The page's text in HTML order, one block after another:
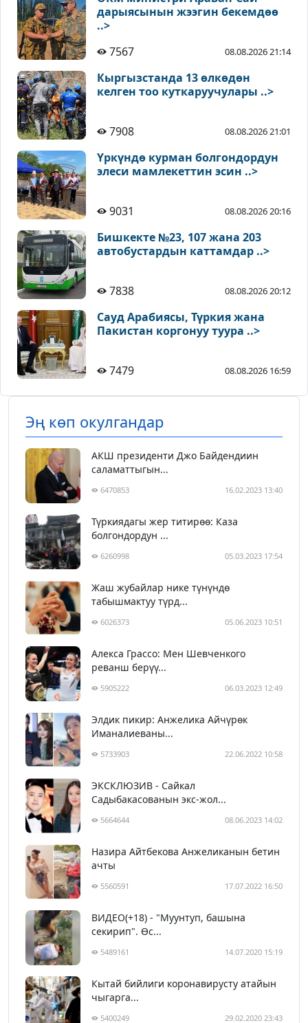
дарыясынын жээгин бекемдөө
..>
7567
08.08.2026 21:14
Кыргызстанда 13 өлкөдөн
келген тоо куткаруучулары ..>
7908 08.08.2026 21:01
Үркүндө курман болгондордун
элеси мамлекеттин эсин ..>
9031 08.08.2026 20:16
Бишкекте №23, 107 жана 203
автобустардын каттамдар ..>
7838 08.08.2026 20:12
Сауд Арабиясы, Түркия жана
Пакистан коргонуу туура ..>
7479 08.08.2026 16:59
Эң көп окулгандар
АКШ президенти Джо Байдендиин
саламаттыгын...
6470853 16.02.2023 13:40
Түркиядагы жер титирөө: Каза
болгондордун ...
6260998 05.03.2023 17:54
Жаш жубайлар нике түнүндө
табышмактуу түрд...
6026373 05.06.2023 10:51
Алекса Грассо: Мен Шевченкого
реванш берүү...
5905222 06.03.2023 12:49
Элдик пикир: Анжелика Айчүрөк
Иманалиеваны...
5733903 22.06.2022 10:58
ЭКСКЛЮЗИВ - Сайкал
Садыбакасованын экс-жол...
5664644 08.06.2023 14:02
Назира Айтбекова Анжеликанын бетин
ачты
5560591 17.07.2022 16:50
ВИДЕО(+18) - "Муунтуп, башына
секирип". Өс...
5489161 14.07.2020 15:19
Кытай бийлиги коронавирусту атайын
чыгарга...
5400249 29.02.2020 23:43